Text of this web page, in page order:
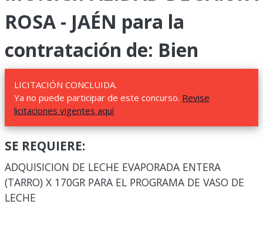
ROSA - JAÉN para la
contratación de: Bien
LICITACIÓN CONCLUIDA.
Ya no puede participar de este concurso. Revise
licitaciones vigentes aquí
SE REQUIERE:
ADQUISICION DE LECHE EVAPORADA ENTERA
(TARRO) X 170GR PARA EL PROGRAMA DE VASO DE
LECHE